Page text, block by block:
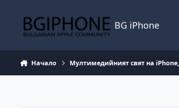
BG iPhone
Начало Мултимедийният свят на